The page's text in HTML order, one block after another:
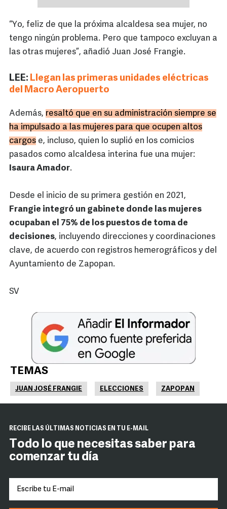
“Yo, feliz de que la próxima alcaldesa sea mujer, no
tengo ningún problema. Pero que tampoco excluyan a
las otras mujeres”, añadió Juan José Frangie.
LEE: Llegan las primeras unidades eléctricas
del Macro Aeropuerto
Además, resaltó que en su administración siempre se
ha impulsado a las mujeres para que ocupen altos
cargos e, incluso, quien lo suplió en los comicios
pasados como alcaldesa interina fue una mujer:
Isaura Amador.
Desde el inicio de su primera gestión en 2021,
Frangie integró un gabinete donde las mujeres
ocupaban el 75% de los puestos de toma de
decisiones, incluyendo direcciones y coordinaciones
clave, de acuerdo con registros hemerográficos y del
Ayuntamiento de Zapopan.
SV
TEMAS
JUAN JOSÉ FRANGIE ELECCIONES ZAPOPAN
RECIBE LAS ÚLTIMAS NOTICIAS EN TU E-MAIL
Todo lo que necesitas saber para
comenzar tu día